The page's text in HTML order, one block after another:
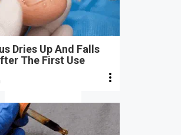
Dries Up And Falls
The First Use